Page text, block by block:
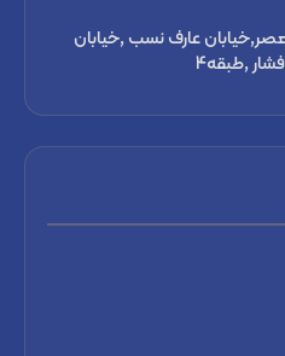
عارف نسب ,خیابان
,طبقه4